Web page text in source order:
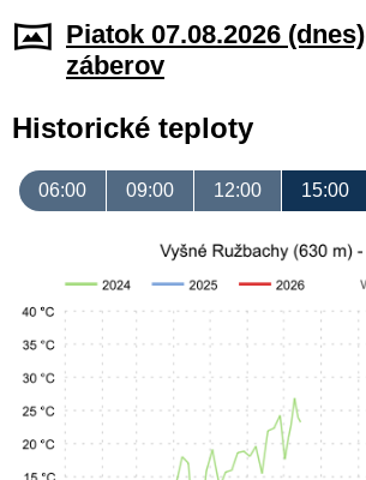
Piatok 07.08.2026 (dnes)
záberov
Historické teploty
06:00 09:00 12:00 15:00